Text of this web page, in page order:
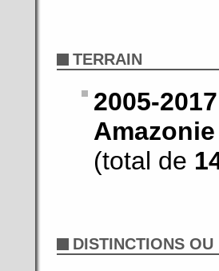
TERRAIN
2005-2017
(total de
DISTINCTIONS